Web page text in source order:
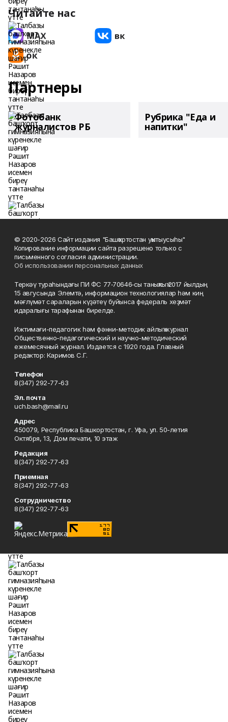
Читайте нас
Партнеры
Фотобанк
журналистов РБ
Рубрика "Еда и
напитки"
© 2020-2026 Сайт издания "Башҡортостан уҡытыусыһы"
Копирование информации сайта разрешено только с
письменного согласия администрации.
Об использовании персональных данных
Теркәү тураһындағы ПИ ФС 77‑70646‑сы таныҡлыҡ 2017 йылдың
15 авгусында Элемтә, информацион технологиялар һәм киң
мәғлүмәт сараларын күҙәтеү буйынса федераль хеҙмәт
идаралығы тарафынан бирелде.
Ижтимағи-педагогик һәм фәнни-методик айлыҡ журнал
Общественно-педагогический и научно-методический
ежемесячный журнал. Издается с 1920 года. Главный
редактор: Каримов С.Г.
Телефон
8(347) 292-77-63
Эл. почта
uch.bash@mail.ru
Адрес
450079, Республика Башкортостан, г. Уфа, ул. 50-летия
Октября, 13, Дом печати, 10 этаж
Редакция
8(347) 292-77-63
Приемная
8(347) 292-77-63
Сотрудничество
8(347) 292-77-63